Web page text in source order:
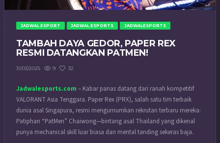
JADWAL ESPORT JADWAL ESPORTS JADWALESPORTS
TAMBAH DAYA GEDOR, PAPER REX
RESMI DATANGKAN PATMEN!
31/03/2025 9 32
Jadwalesports.com – Kabar panas datang dari ranah kompetitif
VALORANT Asia Tenggara. Paper Rex (PRX), salah satu tim terbaik
dunia asal Singapura, resmi mengumumkan rekrutan terbaru mereka:
Patiphan “PatMen” Chaiwong—bintang asal Thailand yang dikenal
punya mechanical skill luar biasa dan mental tanding sekeras baja.